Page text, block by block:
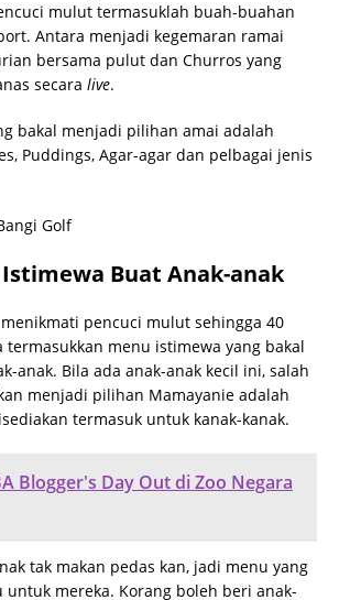
mulut termasuklah buah-buahan
Antara menjadi kegemaran ramai
bersama pulut dan Churros yang
secara live.
bakal menjadi pilihan amai adalah
Puddings, Agar-agar dan pelbagai jenis
Buat Anak-anak
pencuci mulut sehingga 40
menu istimewa yang bakal
anak. Bila ada anak-anak kecil ini, salah
menjadi pilihan Mamayanie adalah
termasuk untuk kanak-kanak.
Blogger's Day Out di Zoo Negara
tak makan pedas kan, jadi menu yang
untuk mereka. Korang boleh beri anak-